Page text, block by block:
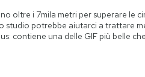
oltre i 7mila metri per superare le
studio potrebbe aiutarci a trattare
contiene una delle GIF più belle che